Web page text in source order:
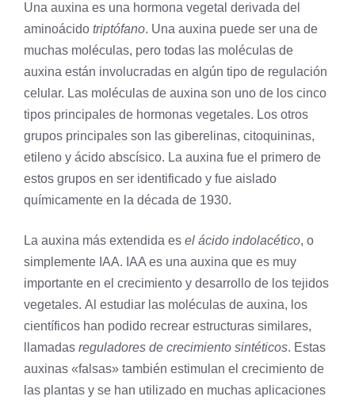
Una auxina es una hormona vegetal derivada del
aminoácido triptófano. Una auxina puede ser una de
muchas moléculas, pero todas las moléculas de
auxina están involucradas en algún tipo de regulación
celular. Las moléculas de auxina son uno de los cinco
tipos principales de hormonas vegetales. Los otros
grupos principales son las giberelinas, citoquininas,
etileno y ácido abscísico. La auxina fue el primero de
estos grupos en ser identificado y fue aislado
químicamente en la década de 1930.
La auxina más extendida es el ácido indolacético, o
simplemente IAA. IAA es una auxina que es muy
importante en el crecimiento y desarrollo de los tejidos
vegetales. Al estudiar las moléculas de auxina, los
científicos han podido recrear estructuras similares,
llamadas reguladores de crecimiento sintéticos. Estas
auxinas «falsas» también estimulan el crecimiento de
las plantas y se han utilizado en muchas aplicaciones